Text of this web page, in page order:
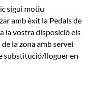
sigui motiu
amb èxit la Pedals de
la vostra disposició els
la zona amb servei
substitució/lloguer en